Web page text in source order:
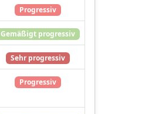
Progressiv
Gemäßigt progressiv
Sehr progressiv
Progressiv